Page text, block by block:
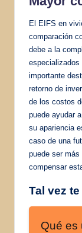
El EIFS en
comparación
debe a la
especializados
importante
retorno de
de los costos
puede ayudar
su apariencia
caso de una
puede ser
compensar
Tal vez
Qué es